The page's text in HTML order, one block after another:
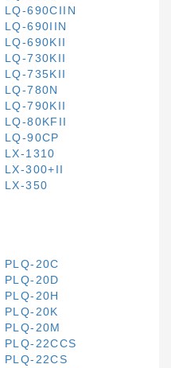
LQ-690CIIN
LQ-690IIN
LQ-690KII
LQ-730KII
LQ-735KII
LQ-780N
LQ-790KII
LQ-80KFII
LQ-90CP
LX-1310
LX-300+II
LX-350
PLQ-20C
PLQ-20D
PLQ-20H
PLQ-20K
PLQ-20M
PLQ-22CCS
PLQ-22CS